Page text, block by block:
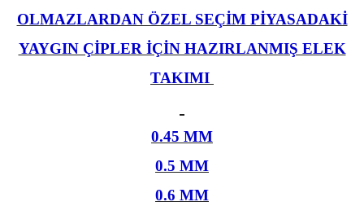
OLMAZLARDAN ÖZEL SEÇİM PİYASADAKİ
YAYGIN ÇİPLER İÇİN HAZIRLANMIŞ ELEK
TAKIMI
0.45 MM
0.5 MM
0.6 MM